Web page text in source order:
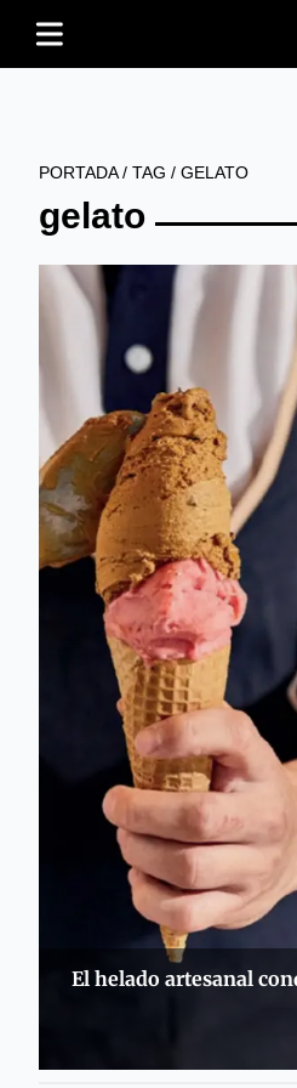
PORTADA/ TAG / GELATO
gelato
El helado artesanal